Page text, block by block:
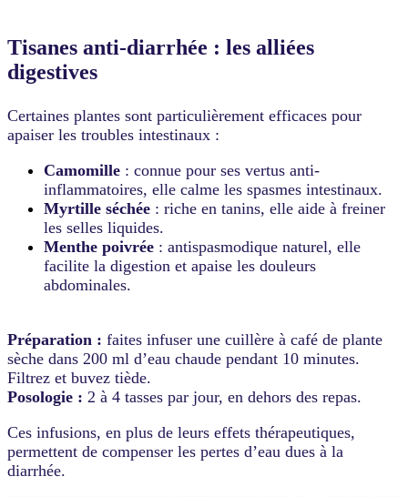
Tisanes anti-diarrhée : les alliées
digestives
Certaines plantes sont particulièrement efficaces pour
apaiser les troubles intestinaux :
Camomille : connue pour ses vertus anti-
inflammatoires, elle calme les spasmes intestinaux.
Myrtille séchée : riche en tanins, elle aide à freiner
les selles liquides.
Menthe poivrée : antispasmodique naturel, elle
facilite la digestion et apaise les douleurs
abdominales.
Préparation : faites infuser une cuillère à café de plante
sèche dans 200 ml d’eau chaude pendant 10 minutes.
Filtrez et buvez tiède.
Posologie : 2 à 4 tasses par jour, en dehors des repas.
Ces infusions, en plus de leurs effets thérapeutiques,
permettent de compenser les pertes d’eau dues à la
diarrhée.